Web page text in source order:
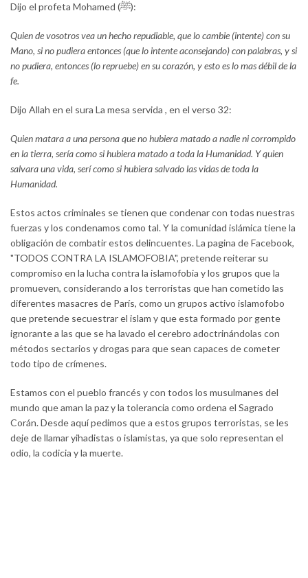
Dijo el profeta Mohamed (ﷺ):
Quien de vosotros vea un hecho repudiable, que lo cambie (intente) con su
Mano, si no pudiera entonces (que lo intente aconsejando) con palabras, y si
no pudiera, entonces (lo repruebe) en su corazón, y esto es lo mas débil de la
fe.
Dijo Allah en el sura La mesa servida , en el verso 32:
Quien matara a una persona que no hubiera matado a nadie ni corrompido
en la tierra, sería como si hubiera matado a toda la Humanidad. Y quien
salvara una vida, serí como si hubiera salvado las vidas de toda la
Humanidad.
Estos actos criminales se tienen que condenar con todas nuestras
fuerzas y los condenamos como tal. Y la comunidad islámica tiene la
obligación de combatir estos delincuentes. La pagina de Facebook,
"TODOS CONTRA LA ISLAMOFOBIA", pretende reiterar su
compromiso en la lucha contra la islamofobia y los grupos que la
promueven, considerando a los terroristas que han cometido las
diferentes masacres de París, como un grupos activo islamofobo
que pretende secuestrar el islam y que esta formado por gente
ignorante a las que se ha lavado el cerebro adoctrinándolas con
métodos sectarios y drogas para que sean capaces de cometer
todo tipo de crímenes.
Estamos con el pueblo francés y con todos los musulmanes del
mundo que aman la paz y la tolerancia como ordena el Sagrado
Corán. Desde aquí pedimos que a estos grupos terroristas, se les
deje de llamar yihadistas o islamistas, ya que solo representan el
odio, la codicia y la muerte.